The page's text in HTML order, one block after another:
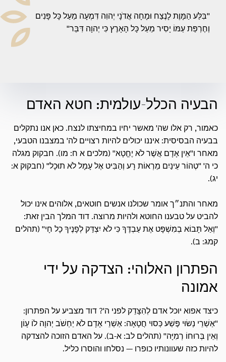
"בִּלַּע הַמָּוֶת לָנֶצַח וּמָחָה אֲדֹנָי יְהוִה דִּמְעָה מֵעַל כָּל פָּנִים
וְחֶרְפַּת עַמּוֹ יָסִיר מֵעַל כָּל הָאָרֶץ כִּי יְהוָה דִּבֵּר"
הבעיה הכלל-עולמית: חטא האדם
כאמור, רק אלו שה' מאשר יחיו במחיצתו לנצח. כאן אנו נתקלים
בבעיה הבסיסית: איננו יכולים להיות רצויים לה' במצבנו הטבעי,
מאחר ו"אֵין אָדָם אֲשֶׁר לֹא יֶחֱטָא" (מלכים א ח: מו). חבקוק מגלה
כי ה' "טְהוֹר עֵינַיִם מֵרְאוֹת רָע וְהַבִּיט אֶל עָמָל לֹא תוּכָל" (חבקוק א:
יג).
מאחר והתנ״ך אומר שכולנו אנשים חוטאים, אלוהים אינו יכול
להביט על טבענו החוטא ולהיות מרוצה. דוד המלך הבין זאת:
"וְאַל תָּבוֹא בְמִשְׁפָּט אֶת עַבְדֶּךָ כִּי לֹא יִצְדַּק לְפָנֶיךָ כָל חָי" (תהלים
קמג: ב).
הפתרון האלוהי: הצדקה על ידי
אמונה
כיצד אפוא יוכל אדם לְהִצָּדֵק לפני ה'? דוד מצביע על הפתרון:
"אַשְׁרֵי נְשׂוּי פֶּשַׁע כְּסוּי חֲטָאָה: אַשְׁרֵי אָדָם לֹא יַחְשֹׁב יְהוָה לוֹ עָוֹן
וְאֵין בְּרוּחוֹ רְמִיָּה" (תהלים לב: א-ב). על האדם הזוכה להצדקה
להיות כזה שעוונותיו כופרו — נסלחו והוסרו כליל.